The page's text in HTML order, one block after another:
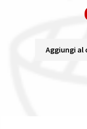
Aggiungi al